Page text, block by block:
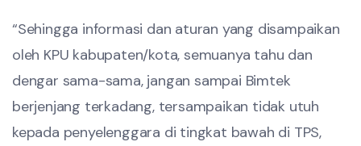
“Sehingga informasi dan aturan yang disampaikan
oleh KPU kabupaten/kota, semuanya tahu dan
dengar sama-sama, jangan sampai Bimtek
berjenjang terkadang, tersampaikan tidak utuh
kepada penyelenggara di tingkat bawah di TPS,